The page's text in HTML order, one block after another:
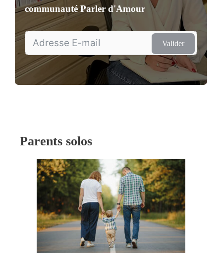
communautéParler d'Amour
Valider
Parents solos